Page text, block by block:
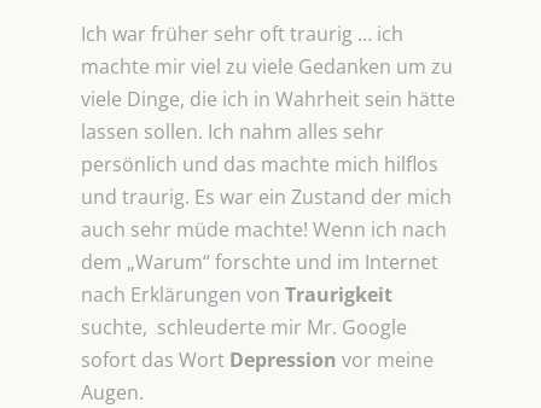
Ich war früher sehr oft traurig … ich
machte mir viel zu viele Gedanken um zu
viele Dinge, die ich in Wahrheit sein hätte
lassen sollen. Ich nahm alles sehr
persönlich und das machte mich hilflos
und traurig. Es war ein Zustand der mich
auch sehr müde machte! Wenn ich nach
dem „Warum“ forschte und im Internet
nach Erklärungen von Traurigkeit
suchte, schleuderte mir Mr. Google
sofort das Wort Depression vor meine
Augen.